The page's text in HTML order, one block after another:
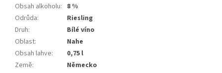
Obsah alkoholu: 8 %
Odrůda:
Riesling
Druh:
Bílé víno
Oblast:
Nahe
Obsah lahve:
0,75 l
Země: Německo